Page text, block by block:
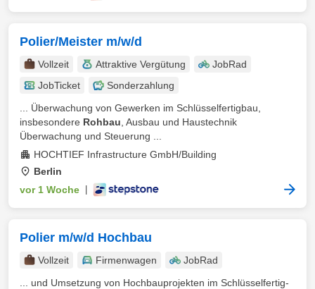
Polier/Meister m/w/d
Vollzeit Attraktive Vergütung
JobRad
JobTicket
Sonderzahlung
... Überwachung von Gewerken im Schlüsselfertigbau,
insbesondere Rohbau , Ausbau und Haustechnik
Überwachung und Steuerung ...
HOCHTIEF Infrastructure GmbH/Building
Berlin
vor 1 Woche
Polier m/w/d Hochbau
Vollzeit Firmenwagen
JobRad
... und Umsetzung von Hochbauprojekten im Schlüsselfertig-